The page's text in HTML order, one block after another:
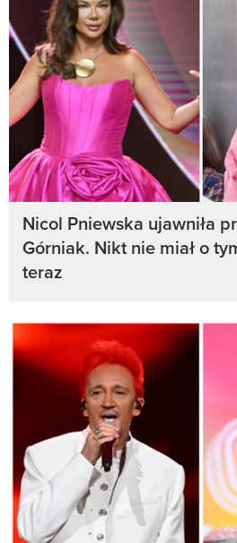
Nicol Pniewska ujawniła
Górniak. Nikt nie miał o
teraz